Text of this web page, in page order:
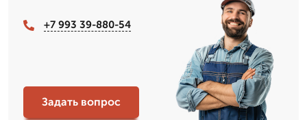
+7 993 39-880-54
Задать вопрос